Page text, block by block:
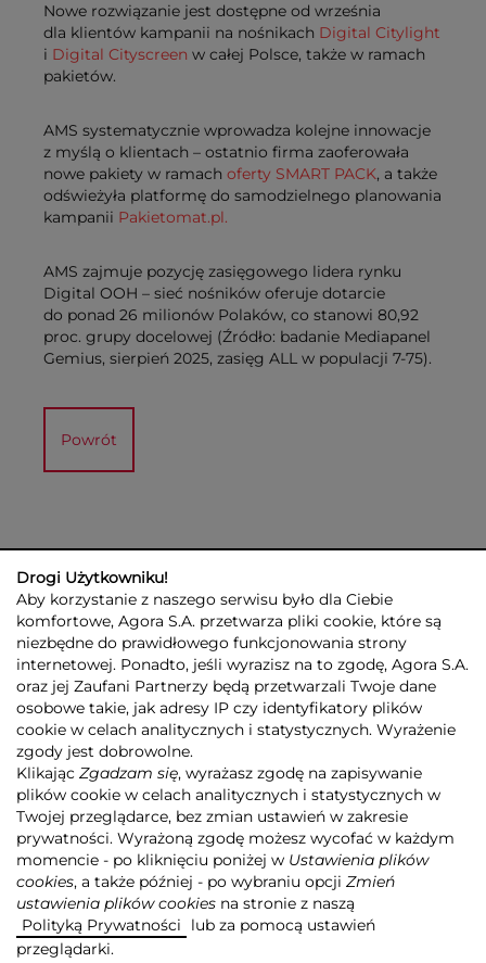
Nowe rozwiązanie jest dostępne od września
dla klientów kampanii na nośnikach Digital Citylight
i Digital Cityscreen w całej Polsce, także w ramach
pakietów.
AMS systematycznie wprowadza kolejne innowacje
z myślą o klientach – ostatnio firma zaoferowała
nowe pakiety w ramach oferty SMART PACK, a także
odświeżyła platformę do samodzielnego planowania
kampanii Pakietomat.pl.
AMS zajmuje pozycję zasięgowego lidera rynku
Digital OOH – sieć nośników oferuje dotarcie
do ponad 26 milionów Polaków, co stanowi 80,92
proc. grupy docelowej (Źródło: badanie Mediapanel
Gemius, sierpień 2025, zasięg ALL w populacji 7-75).
Powrót
GRUPA AGORA DLA INWESTORÓW DLA MEDIÓW
REKLAMA
ESG
KONTAKT
© 2026 Copyright AGORA SA
POLITYKA PRYWATNOŚCI AGORA S.A.
POLITYKA PRYWATNOŚCI SERWISU AGORA.PL
POLITYKA TRANSPARENTNOŚCI
ZASTRZEŻENIE PRAWNOAUTORSKIE
INFORMACJE O USŁUGACH MEDIALNYCH
MAPA SERWISU RSS
Realizacja
Drogi Użytkowniku!
Aby korzystanie z naszego serwisu było dla Ciebie
komfortowe, Agora S.A. przetwarza pliki cookie, które są
niezbędne do prawidłowego funkcjonowania strony
internetowej. Ponadto, jeśli wyrazisz na to zgodę, Agora S.A.
oraz jej Zaufani Partnerzy będą przetwarzali Twoje dane
osobowe takie, jak adresy IP czy identyfikatory plików
cookie w celach analitycznych i statystycznych. Wyrażenie
zgody jest dobrowolne.
Klikając Zgadzam się, wyrażasz zgodę na zapisywanie
plików cookie w celach analitycznych i statystycznych w
Twojej przeglądarce, bez zmian ustawień w zakresie
prywatności. Wyrażoną zgodę możesz wycofać w każdym
momencie - po kliknięciu poniżej w Ustawienia plików
cookies, a także później - po wybraniu opcji Zmień
ustawienia plików cookies na stronie z naszą
Polityką Prywatności
lub za pomocą ustawień
przeglądarki.